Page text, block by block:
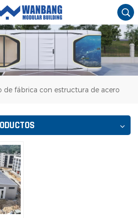
de fábrica con estructura de acero